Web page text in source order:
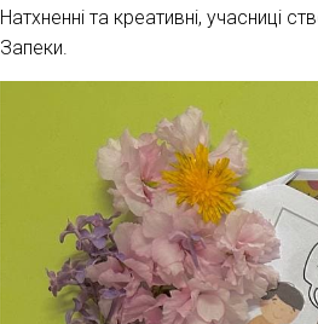
Натхненні та креативні, учасниці
Запеки.